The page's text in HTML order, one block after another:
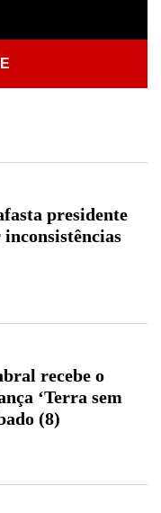
presidente
recebe o
‘Terra sem
(8)